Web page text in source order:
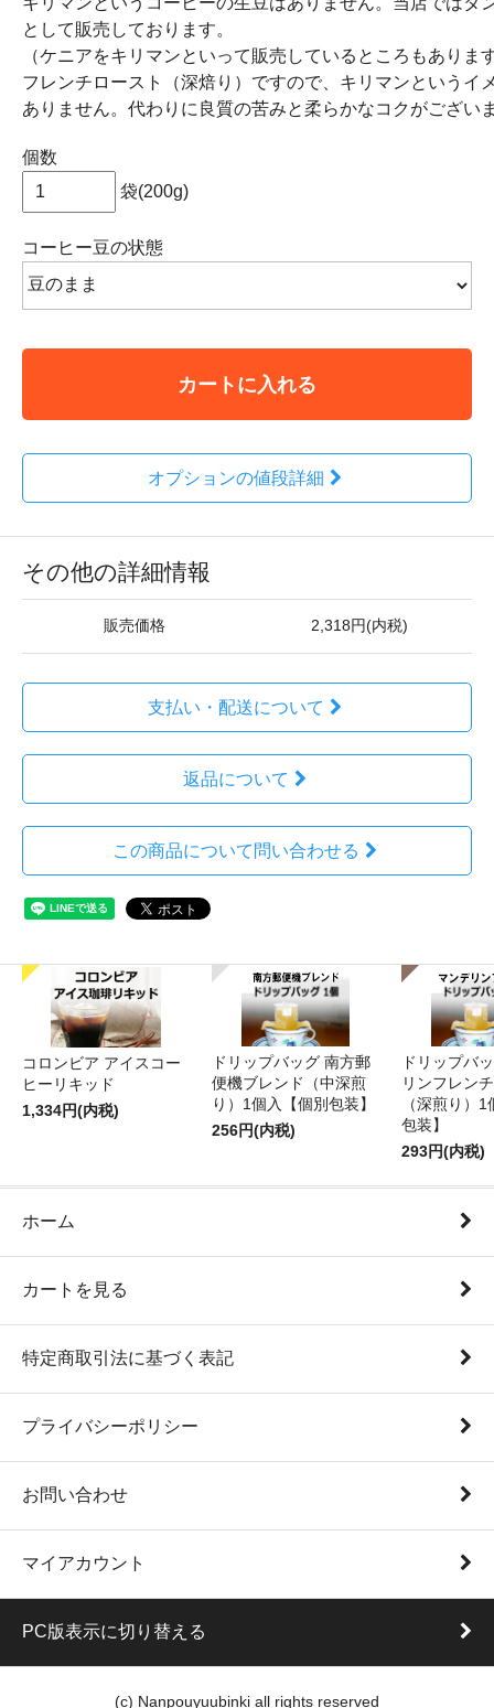
として販売しております。
（ケニアをキリマンといって販売しているところもありま
フレンチロースト（深焙り）ですので、キリマンというイ
ありません。代わりに良質の苦みと柔らかなコクがござい
個数
袋(200g)
コーヒー豆の状態
カートに入れる
オプションの値段詳細
その他の詳細情報
販売価格 2,318円(内税)
支払い・配送について
返品について
この商品について問い合わせる
コロンビア アイスコー
ヒーリキッド
1,334円(内税)
ドリップバッグ 南方郵
便機ブレンド（中深煎
り）1個入【個別包装】
256円(内税)
ドリップバ
リンフレン
（深煎り）
包装】
293円(内税)
ホーム
カートを見る
特定商取引法に基づく表記
プライバシーポリシー
お問い合わせ
マイアカウント
PC版表示に切り替える
(c) Nanpouyuubinki all rights reserved